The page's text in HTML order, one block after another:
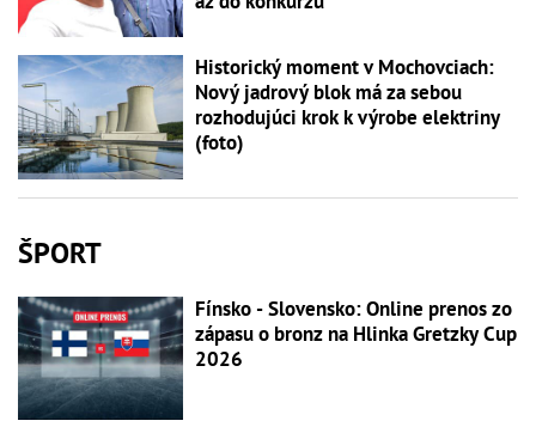
Historický moment v Mochovciach:
Nový jadrový blok má za sebou
rozhodujúci krok k výrobe elektriny
(foto)
ŠPORT
Fínsko - Slovensko: Online prenos zo
zápasu o bronz na Hlinka Gretzky Cup
2026